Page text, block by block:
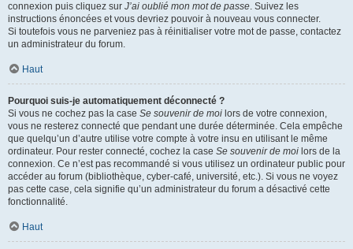
connexion puis cliquez sur J’ai oublié mon mot de passe. Suivez les
instructions énoncées et vous devriez pouvoir à nouveau vous connecter.
Si toutefois vous ne parveniez pas à réinitialiser votre mot de passe, contactez
un administrateur du forum.
Haut
Pourquoi suis-je automatiquement déconnecté ?
Si vous ne cochez pas la case Se souvenir de moi lors de votre connexion,
vous ne resterez connecté que pendant une durée déterminée. Cela empêche
que quelqu’un d’autre utilise votre compte à votre insu en utilisant le même
ordinateur. Pour rester connecté, cochez la case Se souvenir de moi lors de la
connexion. Ce n’est pas recommandé si vous utilisez un ordinateur public pour
accéder au forum (bibliothèque, cyber-café, université, etc.). Si vous ne voyez
pas cette case, cela signifie qu’un administrateur du forum a désactivé cette
fonctionnalité.
Haut